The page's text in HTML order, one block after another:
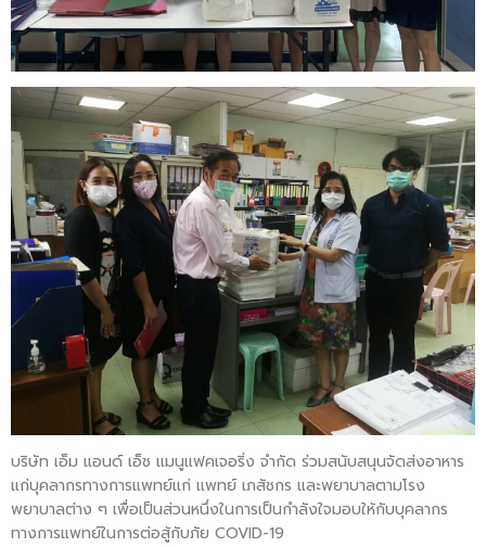
บริษัท เอ็ม แอนด์ เอ็ช แมนูแฟคเจอริ่ง จำกัด ร่วมสนับสนุนจัดส่งอาหาร
แก่บุคลากรทางการแพทย์แก่ แพทย์ เภสัชกร และพยาบาลตามโรง
พยาบาลต่าง ๆ เพื่อเป็นส่วนหนึ่งในการเป็นกำลังใจมอบให้กับบุคลากร
ทางการแพทย์ในการต่อสู้กับภัย COVID-19